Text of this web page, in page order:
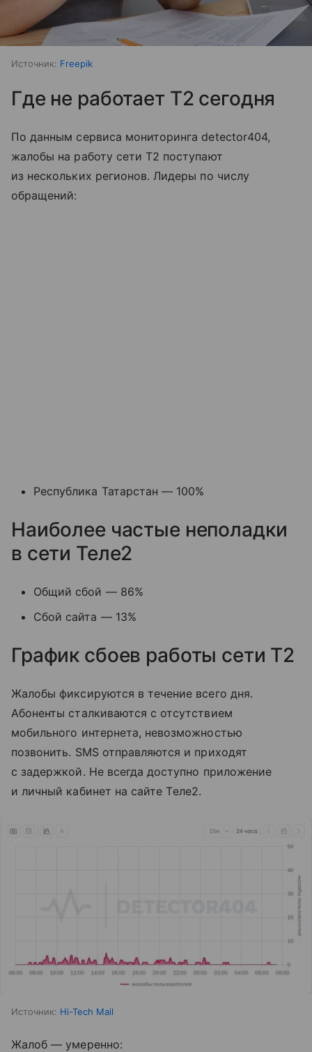
Источник: Freepik
Где не работает T2 сегодня
По данным сервиса мониторинга detector404,
жалобы на работу сети T2 поступают
из нескольких регионов. Лидеры по числу
обращений:
Республика Татарстан — 100%
Наиболее частые неполадки
в сети Теле2
Общий сбой — 86%
Сбой сайта — 13%
График сбоев работы сети T2
Жалобы фиксируются в течение всего дня.
Абоненты сталкиваются с отсутствием
мобильного интернета, невозможностью
позвонить. SMS отправляются и приходят
с задержкой. Не всегда доступно приложение
и личный кабинет на сайте Tеле2.
Источник: Hi-Tech Mail
Жалоб — умеренно: